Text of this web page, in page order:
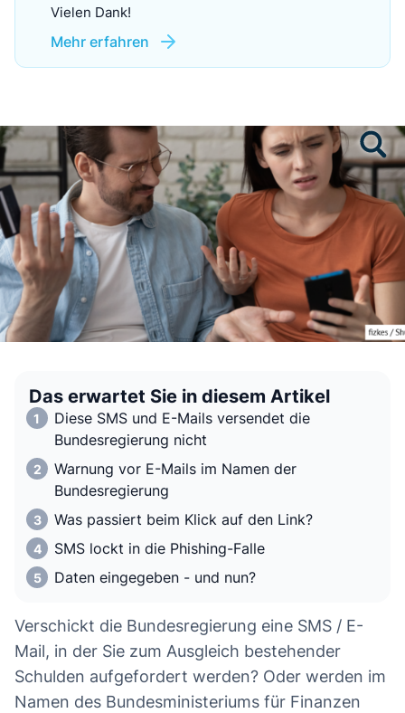
Vielen Dank!
Mehr erfahren
Das erwartet Sie in diesem Artikel
Diese SMS und E-Mails versendet die
Bundesregierung nicht
Warnung vor E-Mails im Namen der
Bundesregierung
Was passiert beim Klick auf den Link?
SMS lockt in die Phishing-Falle
Daten eingegeben - und nun?
Verschickt die Bundesregierung eine SMS / E-
Mail, in der Sie zum Ausgleich bestehender
Schulden aufgefordert werden? Oder werden im
Namen des Bundesministeriums für Finanzen